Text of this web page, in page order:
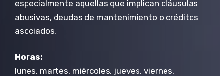
especialmente aquellas que implican cláusulas
abusivas, deudas de mantenimiento o créditos
asociados.
Horas:
lunes, martes, miércoles, jueves, viernes,